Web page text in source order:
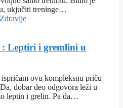
ukjučiti treninge…
Zdravlje
Leptiri i gremlini u
ovu kompleksnu priču
dobar deo odgovora leži u
leptin i grelin. Pa da…